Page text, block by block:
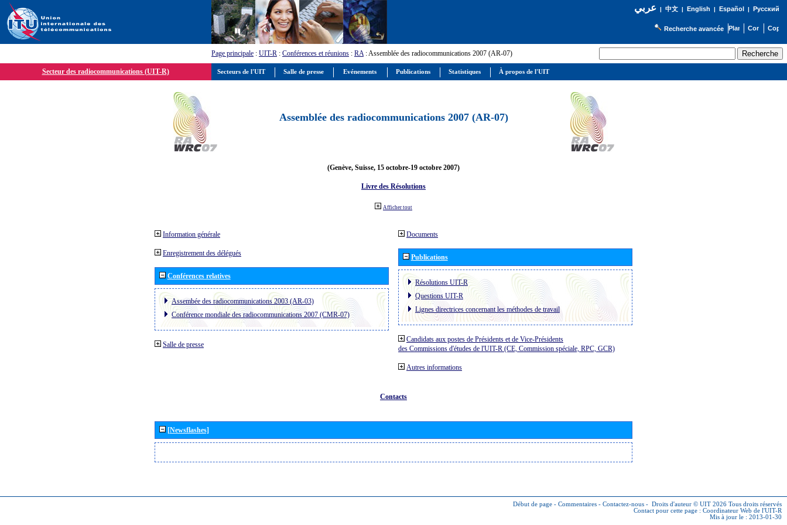
عربي| 中文| English | Español | Русский
Recherche avancée
Page principale : UIT-R : Conférences et réunions : RA: Assemblée des radiocommunications 2007 (AR-07)
Secteur des radiocommunications (UIT-R)
Assemblée des radiocommunications 2007 (AR-07)
(Genève, Suisse, 15 octobre-19 octobre 2007)
Livre des Résolutions
Afficher tout
Information générale
Enregistrement des délégués
Conférences relatives
Assembée des radiocommunications 2003 (AR-03)
Conférence mondiale des radiocommunications 2007 (CMR-07)
Salle de presse
Documents
Publications
Résolutions UIT-R
Questions UIT-R
Lignes directrices concernant les méthodes de travail
Candidats aux postes de Présidents et de Vice-Présidents
des Commissions d'études de l'UIT-R (CE, Commission spéciale, RPC, GCR)
Autres informations
Contacts
[Newsflashes]
Début de page - Commentaires - Contactez-nous - Droits d'auteur © UIT 2026 Tous droits réservés
Contact pour cette page : Coordinateur Web de l'UIT-R
Mis à jour le : 2013-01-30
Secteurs de l'UIT Salle de presse Evénements Publications Statistiques À propos de l'UIT